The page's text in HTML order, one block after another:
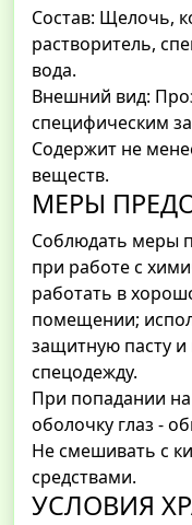
Состав: Щелочь,
растворитель,
вода.
Внешний вид:
специфическим
Содержит не
веществ.
МЕРЫ
Соблюдать меры
при работе с
работать в
помещении;
защитную пасту
спецодежду.
При попадании
оболочку глаз -
Не смешивать с
средствами.
УСЛОВИЯ